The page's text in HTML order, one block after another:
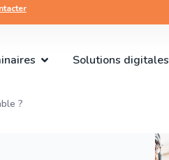
Solutions digitales
?